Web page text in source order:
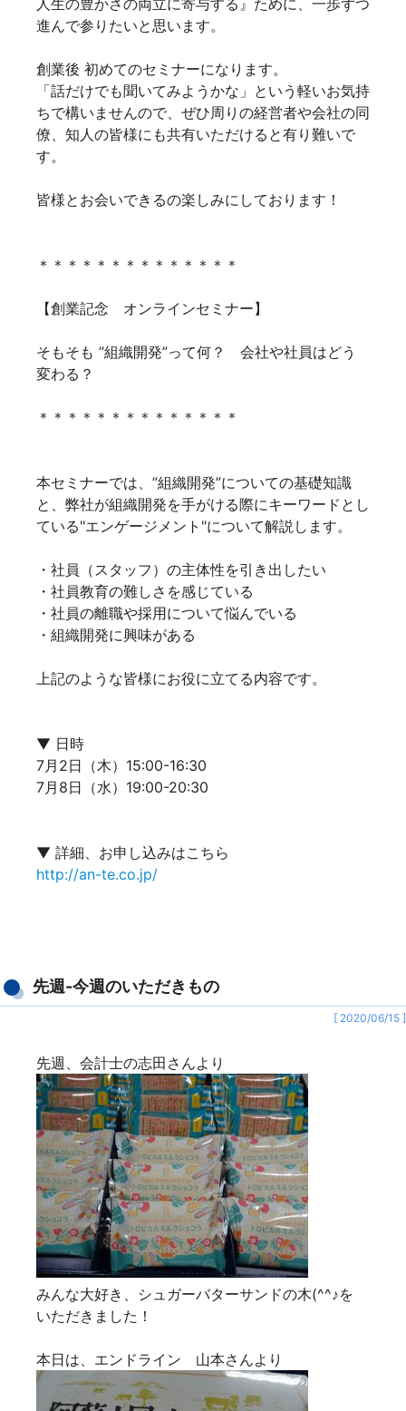
人生の豊かさの両立に寄与する』ために、一歩ずつ
進んで参りたいと思います。
創業後 初めてのセミナーになります。
「話だけでも聞いてみようかな」という軽いお気持
ちで構いませんので、ぜひ周りの経営者や会社の同
僚、知人の皆様にも共有いただけると有り難いで
す。
皆様とお会いできるの楽しみにしております！
＊＊＊＊＊＊＊＊＊＊＊＊＊＊
【創業記念 オンラインセミナー】
そもそも ”組織開発”って何？ 会社や社員はどう
変わる？
＊＊＊＊＊＊＊＊＊＊＊＊＊＊
本セミナーでは、”組織開発”についての基礎知識
と、弊社が組織開発を手がける際にキーワードとし
ている"エンゲージメント"について解説します。
・社員（スタッフ）の主体性を引き出したい
・社員教育の難しさを感じている
・社員の離職や採用について悩んでいる
・組織開発に興味がある
上記のような皆様にお役に立てる内容です。
▼ 日時
7月2日（木）15:00-16:30
7月8日（水）19:00-20:30
▼ 詳細、お申し込みはこちら
http://an-te.co.jp/
先週-今週のいただきもの
[ 2020/06/15 ]
先週、会計士の志田さんより
みんな大好き、シュガーバターサンドの木(^^♪を
いただきました！
本日は、エンドライン 山本さんより